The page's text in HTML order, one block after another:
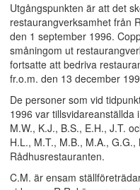
Utgångspunkten är att det
restaurangverksamhet från
den 1 september 1996.
småningom ut
fortsatte att bedriva
fr.o.m. den 13 december
De personer som vid
1996 var tillsvidareanställda
M.W., K.J., B.S., E.H., J.T.
H.L., M.T., M.B., M.A.,
Rådhusrestauranten.
C.M. är ensam